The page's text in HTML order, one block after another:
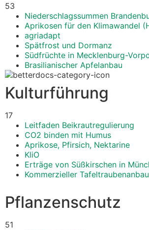
53
Niederschlagssummen
Aprikosen für den Klimawandel
agriadapt
Spätfrost und Dormanz
Südfrüchte in Mecklenburg-
Brasilianischer Apfelanbau
Kulturführung
17
Leitfaden Beikrautregulierung
CO2 binden mit Humus
Aprikose, Pfirsich, Nektarine
KliO
Erträge von Süßkirschen in
Kommerzieller Tafeltraubenanbau
Pflanzenschutz
51